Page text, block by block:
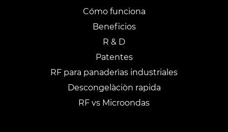
Cómo funciona
Beneficios
R & D
Patentes
RF para panaderìas industriales
Descongelàciòn rapida
RF vs Microondas